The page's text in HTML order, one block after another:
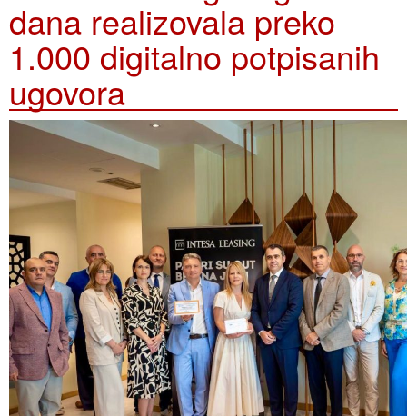
dana realizovala preko
1.000 digitalno potpisanih
ugovora